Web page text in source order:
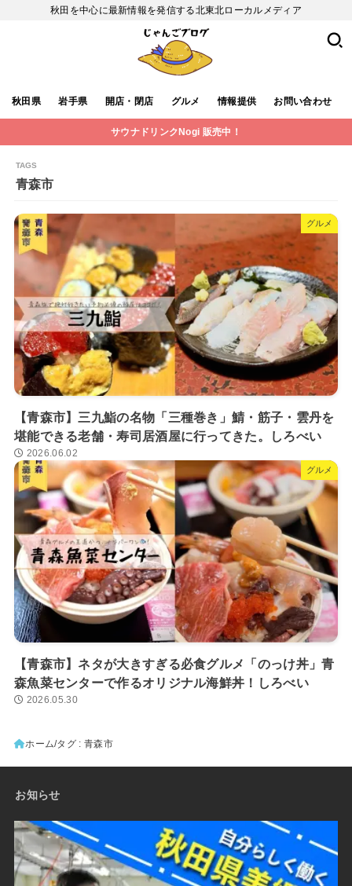
秋田を中心に最新情報を発信する北東北ローカルメディア
秋田県 岩手県 開店・閉店 グルメ 情報提供 お問い合わせ
サウナドリンクNogi 販売中！
青森市
グルメ
【青森市】三九鮨の名物「三種巻き」鯖・筋子・雲丹を
堪能できる老舗・寿司居酒屋に行ってきた。しろべい
2026.06.02
グルメ
【青森市】ネタが大きすぎる必食グルメ「のっけ丼」青
森魚菜センターで作るオリジナル海鮮丼！しろべい
2026.05.30
ホーム タグ : 青森市
お知らせ